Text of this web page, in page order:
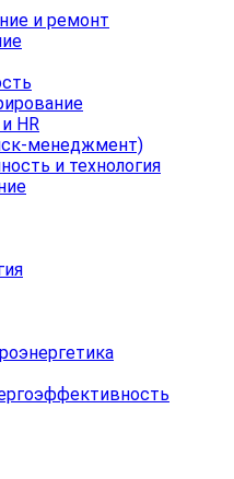
и ремонт
HR
менеджмент)
и технология